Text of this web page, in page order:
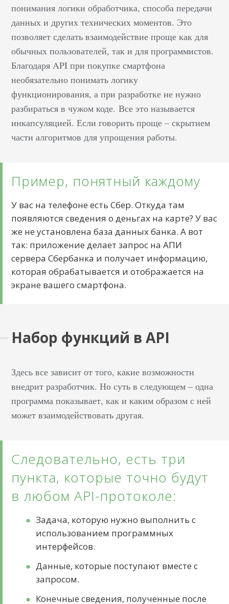
понимания логики обработчика, способа передачи
данных и других технических моментов. Это
позволяет сделать взаимодействие проще как для
обычных пользователей, так и для программистов.
Благодаря API при покупке смартфона
необязательно понимать логику
функционирования, а при разработке не нужно
разбираться в чужом коде. Все это называется
инкапсуляцией. Если говорить проще – скрытием
части алгоритмов для упрощения работы.
Пример, понятный каждому
У вас на телефоне есть Сбер. Откуда там
появляются сведения о деньгах на карте? У вас
же не установлена база данных банка. А вот
так: приложение делает запрос на АПИ
сервера Сбербанка и получает информацию,
которая обрабатывается и отображается на
экране вашего смартфона.
Набор функций в API
Здесь все зависит от того, какие возможности
внедрит разработчик. Но суть в следующем – одна
программа показывает, как и каким образом с ней
может взаимодействовать другая.
Следовательно, есть три
пункта, которые точно будут
в любом API-протоколе:
Задача, которую нужно выполнить с
использованием программных
интерфейсов.
Данные, которые поступают вместе с
запросом.
Конечные сведения, полученные после